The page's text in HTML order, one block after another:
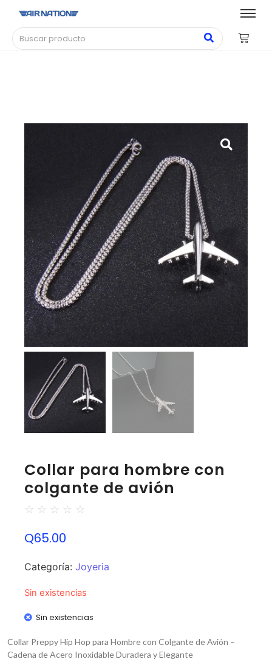
Collar para hombre con
colgante de avión
☆ ☆ ☆ ☆ ☆
Q65.00
Categoría: Joyeria
Sin existencias
Sin existencias
Collar Preppy Hip Hop para Hombre con Colgante de Avión –
Cadena de Acero Inoxidable Duradera y Elegante